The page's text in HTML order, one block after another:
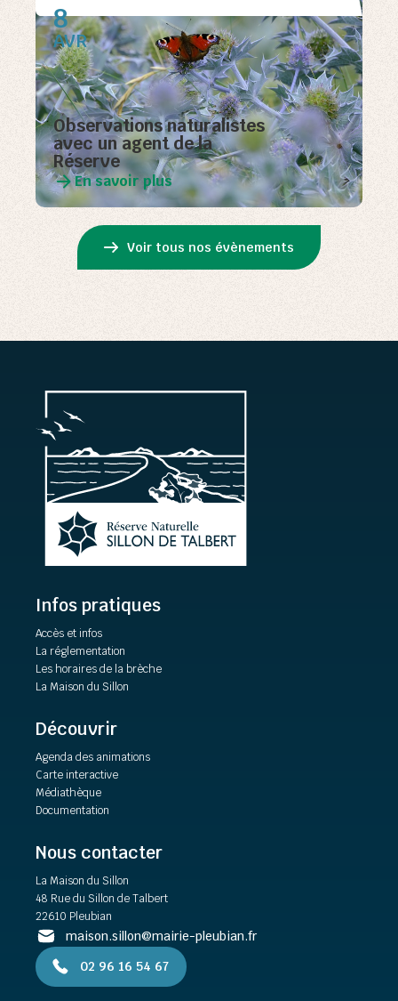
Observations naturalistes
avec un agent de la
Réserve
En savoir plus
8
AVR
Voir tous nos évènements
Infos pratiques
Accès et infos
La réglementation
Les horaires de la brèche
La Maison du Sillon
Découvrir
Agenda des animations
Carte interactive
Médiathèque
Documentation
Nous contacter
La Maison du Sillon
48 Rue du Sillon de Talbert
22610 Pleubian
maison.sillon@mairie-pleubian.fr
02 96 16 54 67